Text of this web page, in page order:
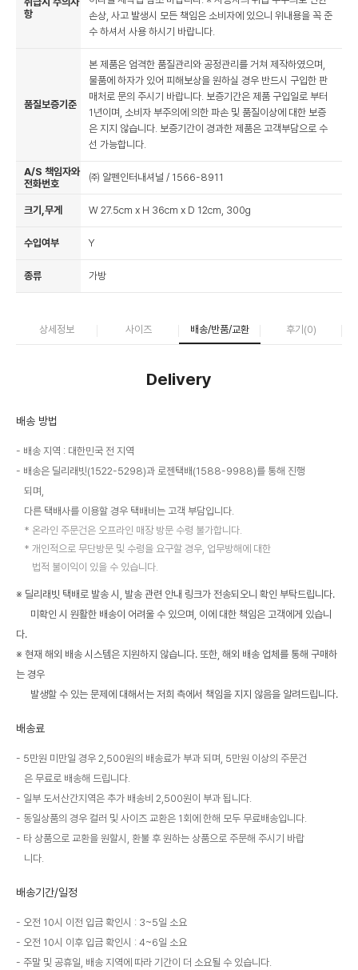
항
손상, 사고 발생시 모든 책임은 소비자에 있으니 위내용을 꼭 준
수 하셔서 사용 하시기 바랍니다.
품질보증기준
본 제품은 엄격한 품질관리와 공정관리를 거쳐 제작하였으며,
물품에 하자가 있어 피해보상을 원하실 경우 반드시 구입한 판
매처로 문의 주시기 바랍니다. 보증기간은 제품 구입일로 부터
1년이며, 소비자 부주의에 의한 파손 및 품질이상에 대한 보증
은 지지 않습니다. 보증기간이 경과한 제품은 고객부담으로 수
선 가능합니다.
A/S 책임자와
전화번호
㈜ 알펜인터내셔널 / 1566-8911
크기,무게 W 27.5cm x H 36cm x D 12cm, 300g
수입여부 Y
종류 가방
상세정보 사이즈 배송/반품/교환 후기(0)
Delivery
배송 방법
배송 지역 : 대한민국 전 지역
배송은 딜리래빗(1522-5298)과 로젠택배(1588-9988)를 통해 진행
되며,
다른 택배사를 이용할 경우 택배비는 고객 부담입니다.
온라인 주문건은 오프라인 매장 방문 수령 불가합니다.
개인적으로 무단방문 및 수령을 요구할 경우, 업무방해에 대한
법적 불이익이 있을 수 있습니다.
※ 딜리래빗 택배로 발송 시, 발송 관련 안내 링크가 전송되오니 확인 부탁드립니다.
미확인 시 원활한 배송이 어려울 수 있으며, 이에 대한 책임은 고객에게 있습니
다.
※ 현재 해외 배송 시스템은 지원하지 않습니다. 또한, 해외 배송 업체를 통해 구매하
는 경우
발생할 수 있는 문제에 대해서는 저희 측에서 책임을 지지 않음을 알려드립니다.
배송료
5만원 미만일 경우 2,500원의 배송료가 부과 되며, 5만원 이상의 주문건
은 무료로 배송해 드립니다.
일부 도서산간지역은 추가 배송비 2,500원이 부과 됩니다.
동일상품의 경우 컬러 및 사이즈 교환은 1회에 한해 모두 무료배송입니다.
타 상품으로 교환을 원할시, 환불 후 원하는 상품으로 주문해 주시기 바랍
니다.
배송기간/일정
오전 10시 이전 입금 확인시 : 3~5일 소요
오전 10시 이후 입금 확인시 : 4~6일 소요
주말 및 공휴일, 배송 지역에 따라 기간이 더 소요될 수 있습니다.